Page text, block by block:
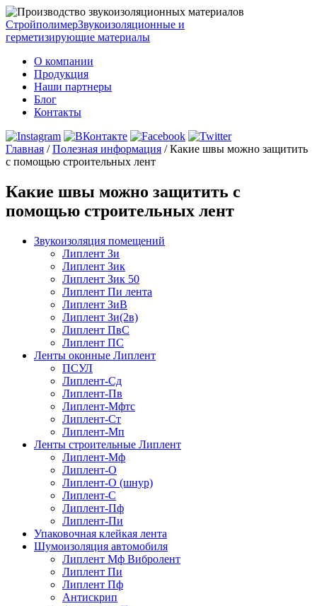
СтройполимерЗвукоизоляционные и
герметизирующие материалы
О компании
Продукция
Наши партнеры
Блог
Контакты
Главная /Полезная информация /Какие швы можно защитить
с помощью строительных лент
Какие швы можно защитить с
помощью строительных лент
Звукоизоляция помещений
Липлент Зи
Липлент Зик
Липлент Зик 50
Липлент Пи лента
Липлент ЗиВ
Липлент Зи(2в)
Липлент ПвC
Липлент ПС
Ленты оконные Липлент
ПСУЛ
Липлент-Сд
Липлент-Пв
Липлент-Мфтс
Липлент-Ст
Липлент-Мп
Ленты строительные Липлент
Липлент-Мф
Липлент-О
Липлент-О (шнур)
Липлент-С
Липлент-Пф
Липлент-Пи
Упаковочная клейкая лента
Шумоизоляция автомобиля
Липлент Мф Вибролент
Липлент Пи
Липлент Пф
Антискрип